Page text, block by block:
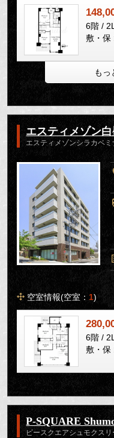
6階 /
敷・保
もっ
エスティメゾン
エスティメゾンシラカベミ
空室情報(空室： 1)
6階 /
敷・保
P-SQUARE
ピースクエアシュモクスリ